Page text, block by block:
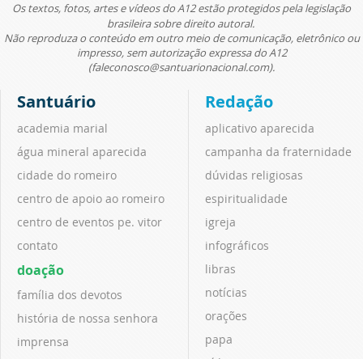
Os textos, fotos, artes e vídeos do A12 estão protegidos pela legislação
brasileira sobre direito autoral.
Não reproduza o conteúdo em outro meio de comunicação, eletrônico ou
impresso, sem autorização expressa do A12
(faleconosco@santuarionacional.com).
Santuário
academia marial
água mineral aparecida
cidade do romeiro
centro de apoio ao romeiro
centro de eventos pe. vitor
contato
doação
família dos devotos
história de nossa senhora
imprensa
Redação
aplicativo aparecida
campanha da fraternidade
dúvidas religiosas
espiritualidade
igreja
infográficos
libras
notícias
orações
papa